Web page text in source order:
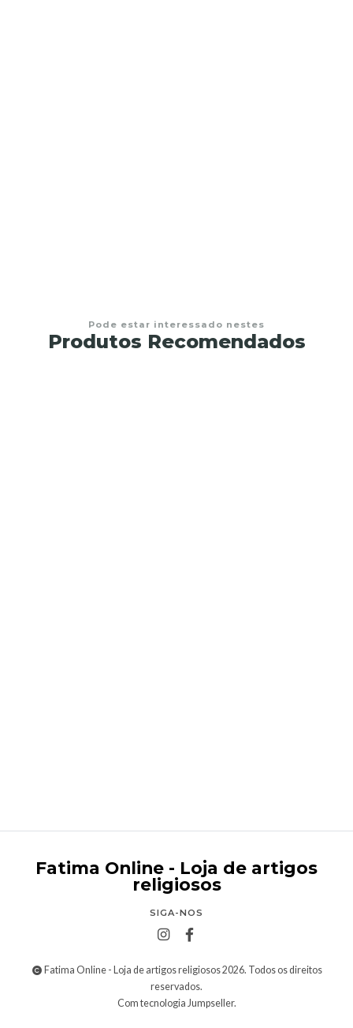
Pode estar interessado nestes
Produtos Recomendados
Fatima Online - Loja de artigos
religiosos
SIGA-NOS
Fatima Online - Loja de artigos religiosos 2026. Todos os direitos
reservados.
Com tecnologia Jumpseller.